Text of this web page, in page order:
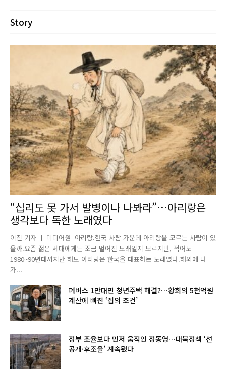
Story
“십리도 못 가서 발병이나 나봐라”…아리랑은
생각보다 독한 노래였다
이진 기자 ㅣ 미디어원 아리랑.한국 사람 가운데 아리랑을 모르는 사람이 있
을까.요즘 젊은 세대에게는 조금 멀어진 노래일지 모르지만, 적어도
1980~90년대까지만 해도 아리랑은 한국을 대표하는 노래였다.해외에 나
가...
폐버스 1만대면 청년주택 해결?…황희의 5천억원
계산에 빠진 ‘집의 조건’
정부 조율보다 먼저 움직인 정동영…대북정책 ‘선
공개·후조율’ 계속됐다